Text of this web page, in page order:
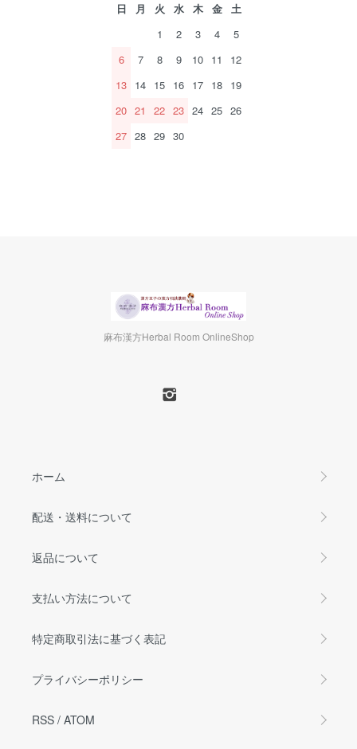
日 月 火 水 木 金
土
1
2 3 4
5
6
7 8 9 10 11
12
13 14 15 16 17 18 19
20 21 22 23 24 25 26
27 28 29 30
麻布漢方Herbal Room OnlineShop
ホーム
配送・送料について
返品について
支払い方法について
特定商取引法に基づく表記
プライバシーポリシー
RSS / ATOM